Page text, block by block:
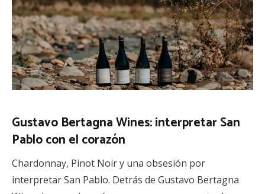
Gustavo Bertagna Wines: interpretar San
Pablo con el corazón
Chardonnay, Pinot Noir y una obsesión por
interpretar San Pablo. Detrás de Gustavo Bertagna